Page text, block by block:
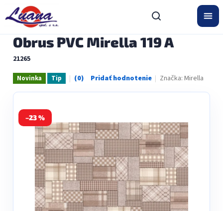
obsah
Obrus PVC Mirella 119 A
21265
Novinka Tip
Priemerné
hodnotenie
z
5
hviezdičiek.
Značka:Mirella
–23 %